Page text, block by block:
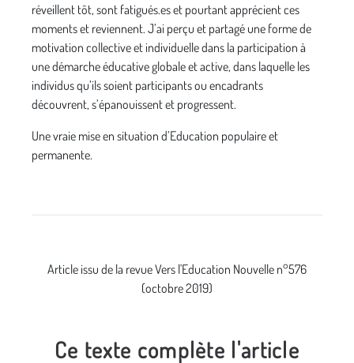
réveillent tôt, sont fatigués.es et pourtant apprécient ces
moments et reviennent. J’ai perçu et partagé une forme de
motivation collective et individuelle dans la participation à
une démarche éducative globale et active, dans laquelle les
individus qu’ils soient participants ou encadrants
découvrent, s’épanouissent et progressent.
Une vraie mise en situation d’Education populaire et
permanente.
Article issu de la revue Vers l'Education Nouvelle n°576
(octobre 2019)
Ce texte complète l'article